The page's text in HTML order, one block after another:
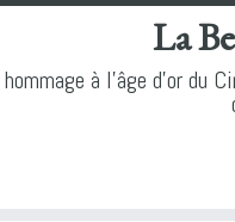
La
hommage à l'âge d'or du